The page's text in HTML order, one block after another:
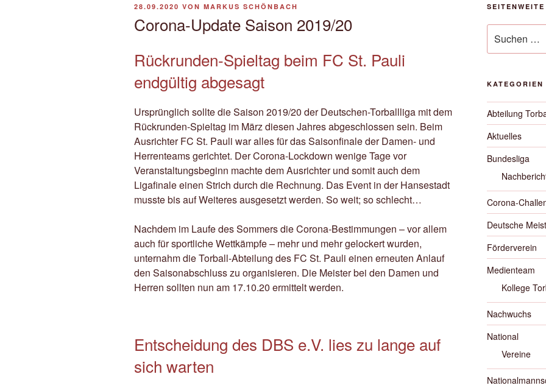
VERÖFFENTLICHT
28.09.2020 VON MARKUS SCHÖNBACH
Corona-Update Saison 2019/20
Rückrunden-Spieltag beim FC St. Pauli
endgültig abgesagt
Ursprünglich sollte die Saison 2019/20 der Deutschen-Torballliga mit dem
Rückrunden-Spieltag im März diesen Jahres abgeschlossen sein. Beim
Ausrichter FC St. Pauli war alles für das Saisonfinale der Damen- und
Herrenteams gerichtet. Der Corona-Lockdown wenige Tage vor
Veranstaltungsbeginn machte dem Ausrichter und somit auch dem
Ligafinale einen Strich durch die Rechnung. Das Event in der Hansestadt
musste bis auf Weiteres ausgesetzt werden. So weit; so schlecht…
Nachdem im Laufe des Sommers die Corona-Bestimmungen – vor allem
auch für sportliche Wettkämpfe – mehr und mehr gelockert wurden,
unternahm die Torball-Abteilung des FC St. Pauli einen erneuten Anlauf
den Saisonabschluss zu organisieren. Die Meister bei den Damen und
Herren sollten nun am 17.10.20 ermittelt werden.
Entscheidung des DBS e.V. lies zu lange auf
sich warten
nach:
KATEGORIEN
Abteilung
Aktuelles
Bundesliga
Corona-
Deutsche
Förderverein
Medienteam
Kollege
Nachwuchs
National
Vereine